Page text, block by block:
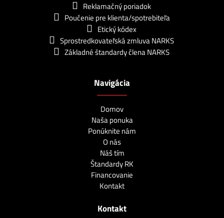
Reklamačný poriadok
Poučenie pre klienta/spotrebiteľa
Etický kódex
Sprostredkovateľská zmluva NARKS
Základné štandardy člena NARKS
Navigácia
Domov
Naša ponuka
Ponúknite nám
O nás
Náš tím
Štandardy RK
Financovanie
Kontakt
Kontakt